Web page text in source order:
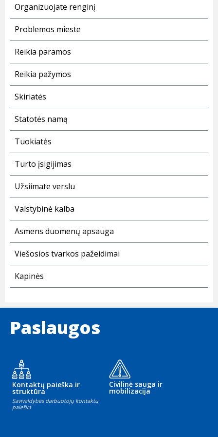
Organizuojate renginį
Problemos mieste
Reikia paramos
Reikia pažymos
Skiriatės
Statotės namą
Tuokiatės
Turto įsigijimas
Užsiimate verslu
Valstybinė kalba
Asmens duomenų apsauga
Viešosios tvarkos pažeidimai
Kapinės
Paslaugos
Kontaktų paieška ir
struktūra
Savivaldybės darbuotojų kontaktų
paieška
Civilinė sauga ir
mobilizacija